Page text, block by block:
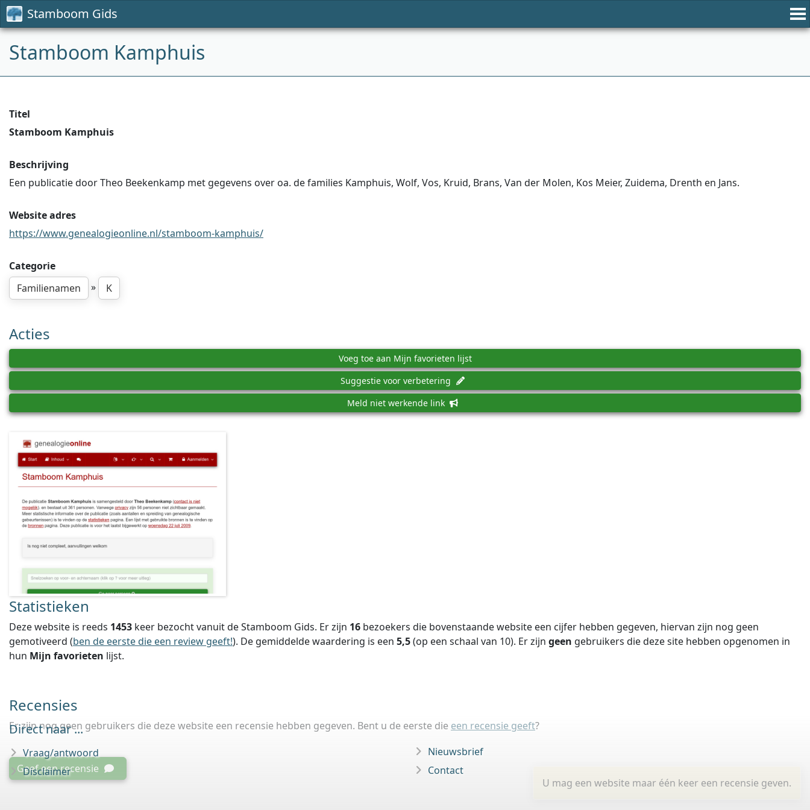
Stamboom Gids
Stamboom Kamphuis
Titel
Stamboom Kamphuis
Beschrijving
Een publicatie door Theo Beekenkamp met gegevens over oa. de families Kamphuis, Wolf, Vos, Kruid, Brans, Van der Molen, Kos Meier, Zuidema, Drenth en Jans.
Website adres
https://www.genealogieonline.nl/stamboom-kamphuis/
Categorie
Familienamen
» K
Acties
Voeg toe aan Mijn favorieten lijst
Suggestie voor verbetering
Meld niet werkende link
Statistieken
Deze website is reeds 1453 keer bezocht vanuit de Stamboom Gids. Er zijn 16 bezoekers die bovenstaande website een cijfer hebben gegeven, hiervan zijn nog geen
gemotiveerd (ben de eerste die een review geeft!). De gemiddelde waardering is een 5,5(op een schaal van 10). Er zijn geen gebruikers die deze site hebben opgenomen in
hun Mijn favorieten lijst.
Recensies
Er zijn nog geen gebruikers die deze website een recensie hebben gegeven. Bent u de eerste die een recensie geeft?
U mag een website maar één keer een recensie geven.
Geef een recensie
Direct naar ...
Vraag/antwoord
Disclaimer
Nieuwsbrief
Contact